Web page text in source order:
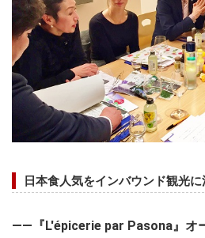
日本食人気をインバウンド観光
――『L'épicerie par Pasona』オ